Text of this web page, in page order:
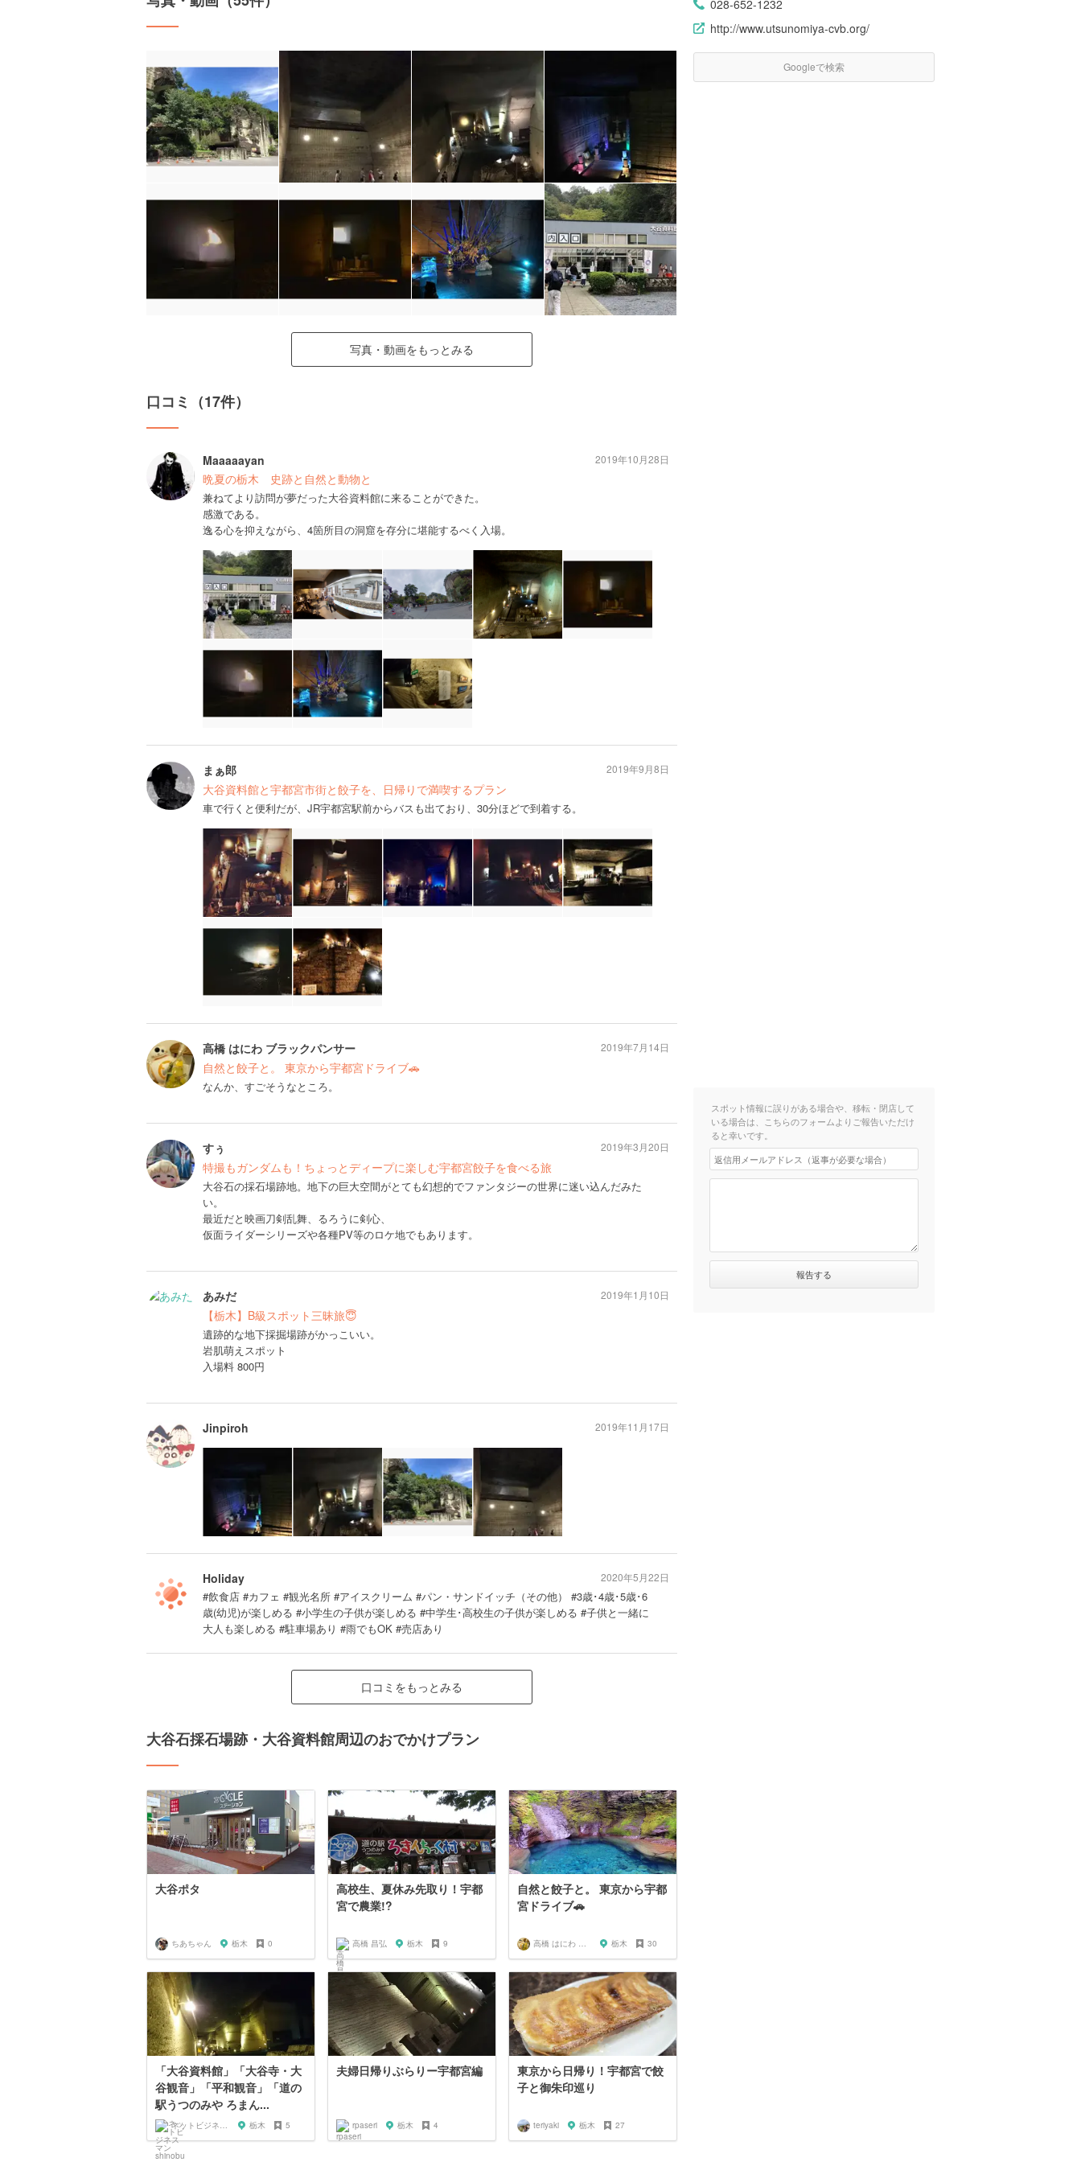
写真・動画をもっとみる
口コミ（17件）
Maaaaayan
晩夏の栃木 史跡と自然と動物と
兼ねてより訪問が夢だった大谷資料館に来ることができた。
感激である。
逸る心を抑えながら、4箇所目の洞窟を存分に堪能するべく入場。
2019年10月28日
まぁ郎
大谷資料館と宇都宮市街と餃子を、日帰りで満喫するプラン
車で行くと便利だが、JR宇都宮駅前からバスも出ており、30分ほどで到着する。
2019年9月8日
高橋 はにわ ブラックパンサー
自然と餃子と。 東京から宇都宮ドライブ🚗
なんか、すごそうなところ。
2019年7月14日
すぅ
特撮もガンダムも！ちょっとディープに楽しむ宇都宮餃子を食べる旅
大谷石の採石場跡地。地下の巨大空間がとても幻想的でファンタジーの世界に迷い込んだみた
い。
最近だと映画刀剣乱舞、るろうに剣心、
仮面ライダーシリーズや各種PV等のロケ地でもあります。
2019年3月20日
あみだ
【栃木】B級スポット三昧旅😇
遺跡的な地下採掘場跡がかっこいい。
岩肌萌えスポット
入場料 800円
2019年1月10日
Jinpiroh 2019年11月17日
Holiday
#飲食店 #カフェ #観光名所 #アイスクリーム #パン・サンドイッチ（その他） #3歳･4歳･5歳･6
歳(幼児)が楽しめる #小学生の子供が楽しめる #中学生･高校生の子供が楽しめる #子供と一緒に
大人も楽しめる #駐車場あり #雨でもOK #売店あり
2020年5月22日
口コミをもっとみる
大谷石採石場跡・大谷資料館周辺のおでかけプラン
大谷ポタ
ちあちゃん 栃木 0
高校生、夏休み先取り！宇都
宮で農業!?
高橋 昌弘 栃木 9
自然と餃子と。 東京から宇都
宮ドライブ🚗
高橋 はにわ ブラックパンサー 栃木 30
「大谷資料館」「大谷寺・大
谷観音」「平和観音」「道の
駅うつのみや ろまん...
ネットビジネスマン shinobu 栃木 5
夫婦日帰りぶらりー宇都宮編
rpaseri 栃木 4
東京から日帰り！宇都宮で餃
子と御朱印巡り
teriyaki 栃木 27
028-652-1232
http://www.utsunomiya-cvb.org/
Googleで検索
スポット情報に誤りがある場合や、移転・閉店して
いる場合は、こちらのフォームよりご報告いただけ
ると幸いです。